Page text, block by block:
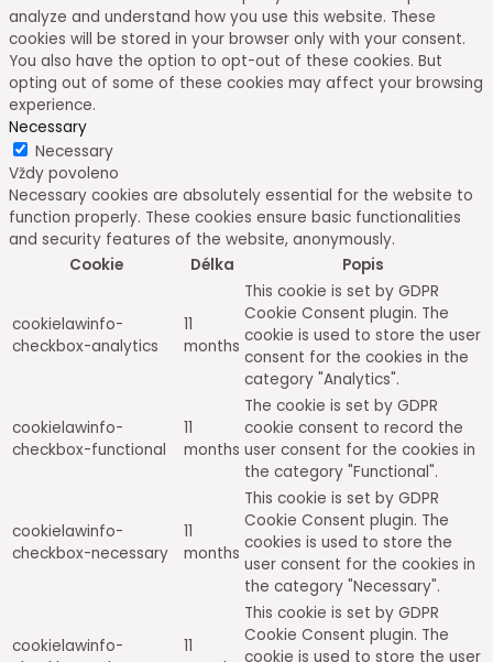
analyze and understand how you use this website. These
cookies will be stored in your browser only with your consent.
You also have the option to opt-out of these cookies. But
opting out of some of these cookies may affect your browsing
experience.
Necessary
Necessary
Vždy povoleno
Necessary cookies are absolutely essential for the website to
function properly. These cookies ensure basic functionalities
and security features of the website, anonymously.
Cookie
Délka Popis
cookielawinfo-
checkbox-analytics
11
months
This cookie is set by GDPR
Cookie Consent plugin. The
cookie is used to store the user
consent for the cookies in the
category "Analytics".
cookielawinfo-
checkbox-functional
11
months
The cookie is set by GDPR
cookie consent to record the
user consent for the cookies in
the category "Functional".
cookielawinfo-
checkbox-necessary
11
months
This cookie is set by GDPR
Cookie Consent plugin. The
cookies is used to store the
user consent for the cookies in
the category "Necessary".
cookielawinfo-
11
This cookie is set by GDPR
Cookie Consent plugin. The
cookie is used to store the user